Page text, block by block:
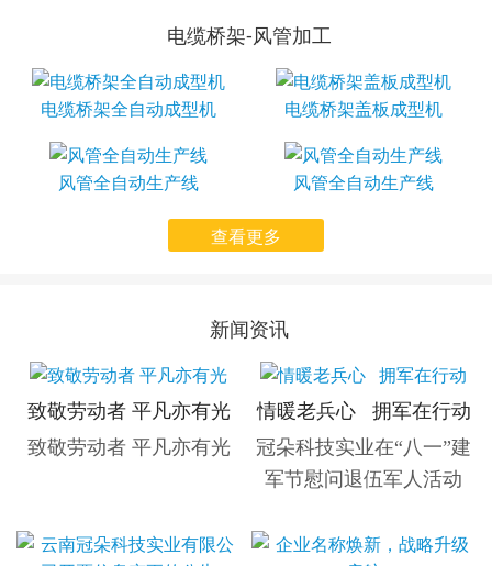
电缆桥架-风管加工
电缆桥架全自动成型机 电缆桥架盖板成型机
风管全自动生产线 风管全自动生产线
查看更多
新闻资讯
致敬劳动者 平凡亦有光
致敬劳动者 平凡亦有光
情暖老兵心 拥军在行动
冠朵科技实业在“八一”建
军节慰问退伍军人活动